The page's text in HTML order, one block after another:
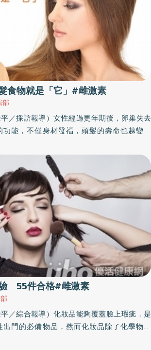
做起，中醫師提出4大好孕重點提醒：1.作息
絡循行的時間作息是養生的根本，晚上11點前
與中醫的肝膽經息息相關，23:00-01:00是膽
因此晚上11點前應入睡，內分泌、經期才會跟
少3次，以快走、慢跑、有氧體操能提升心肺
好；必須運動到有流汗的程度，一週3～4
個人體能慢慢增加，可幫助全身氣血循環更
要胡亂吃補，無排卵不代表依定是腎虛，所以
中藥，也不可以胡亂減重，快速或是節食減重
月經失調甚至不排卵，要特別注意適量吃各
情調適最重要，「調暢情志」，透過肝的疏泄
流暢，即可保持良好的心理狀態、心情也會
生理周期。
其他疾病，必要時應進行核磁共振（MRI）檢
蔬菜、魚類就能獲取鈣鈣是構成骨骼或牙齒
了預防和治療骨質疏鬆症，適當的攝取鈣質
臨床內分泌學者協會（American Association
，簡稱AACE）在《閉經後骨質疏鬆症準
的一日建議鈣攝取量為1000毫克，50歲以上
養協會的成人一日建議鈣攝取量為700毫克
一日攝取量為1000毫克），但依據2013年國
實際攝取量僅76％，女性僅66％，皆低於此
取量皆低於標準）。基本上，只要攝取足夠富
品（牛奶或起司）、綠色蔬菜（羽衣甘藍、
，需進行雙能量X光吸收測量法（DEXA） 檢
骨密度經過測定，若是低於30歲女性的骨密
1.0至-2.5之間）為骨量減少；更低的話（T值
質疏鬆症。女性在進入閉經期之後，雌激素
降，很容易發生骨質疏鬆症。（本文摘自／
是文化）
與含有維生素E 的堅果類（小麥胚芽、開心
抗氧化營養素的食物，對荷爾蒙代謝非常重
素不足的時候，許多荷爾蒙的代謝會形成容
要健康美麗，含有大量抗氧化營養素的蔬果
用紓壓安神的食材／緊張、焦慮、壓力大
消耗特別快，像是維生素 B、維生素 C、鈣、
挑選含量高的食材來攝取。另外，像是百
有助眠、安神功效的食材，也可以多利用。
熱量代謝很重要的營養素，特別要注意攝取
類、珊瑚草、深綠色葉菜類都是鈣、鎂良好
自／1餐換成湯，4週變成易瘦體質／高寶書
食物就是「它」#雌激素
部
平／採訪報導）女性經過更年期後，卵巢失去
能，不僅身材發福，頭髮的壽命也越變越
性的養髮關鍵，除了按摩刺激穴道之外，因
得日常飲食也占了相當重要的位置。生髮關
多民間偏方如食用醋泡黑豆、何首烏中醫食
幫助，甚至還有許多人直接用生薑、黑芝麻
，生髮的關鍵在於毛囊、髮根要健康，只要
髮再也不必煩惱。養身聖品「燕窩」不只在
，益氣養身的優點對於頭髮的健康也功不可
采寧表示，曾有客人上門表示吃了燕窩之後
可能是因為燕窩對於人體而言是種好吸收的
內而外的調理，不僅肌膚凍齡，連帶著頭髮
胺酸與胱胺酸可助維持黑髮光澤燕窩含有豐
基酸成分，廣生堂營運長王靜美表示，燕窩
酪胺酸與胱胺酸等2種成分，不但是人體不可
幫助促成黑髮新生、維持光澤，是生髮的首
妳還在煩惱掉髮問題嗎？更年期女性若有掉
55件合格#雌激素
平／綜合報導）化妝品能夠覆蓋臉上瑕疵，是
門的必備物品，然而化妝品除了化學物質